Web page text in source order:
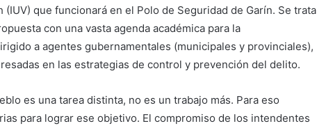
que funcionará en el Polo de Seguridad de Garín. Se trata
con una vasta agenda académica para la
a agentes gubernamentales (municipales y provinciales),
en las estrategias de control y prevención del delito.
es una tarea distinta, no es un trabajo más. Para eso
para lograr ese objetivo. El compromiso de los intendentes